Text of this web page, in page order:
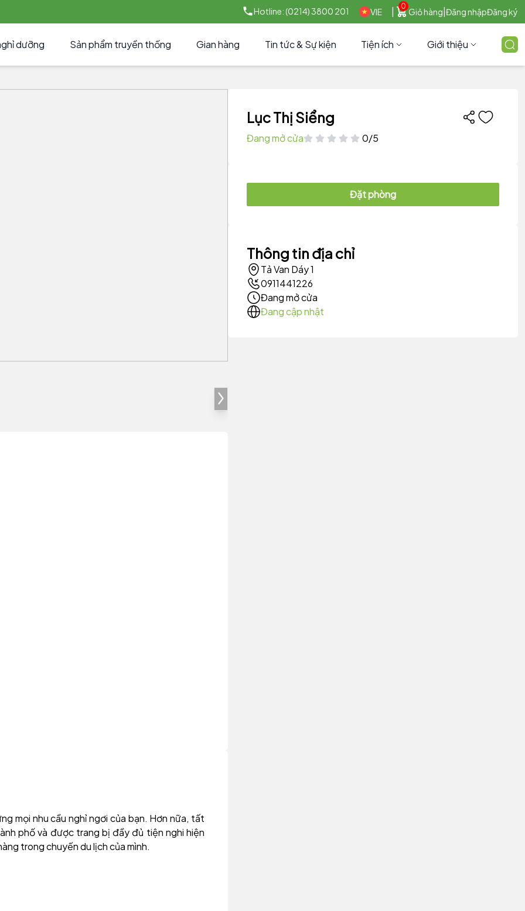
Hotline: (0214) 3800 201 VIE
0
Giỏ hàng Đăng nhậpĐăng ký
dưỡng Sản phẩm truyền thống Gian hàng Tin tức & Sự kiện Tiện ích Giới thiệu
mọi nhu cầu nghỉ ngơi của bạn. Hơn nữa, tất
phố và được trang bị đầy đủ tiện nghi hiện
trong chuyến du lịch của mình.
Lục Thị Siểng
Đang mở cửa 0/5
Đặt phòng
Thông tin địa chỉ
Tả Van Dáy 1
0911441226
Đang mở cửa
Đang cập nhật